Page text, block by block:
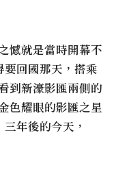
憾就是當時開幕不
回國那天，搭乘
到新濠影匯兩側的
色耀眼的影匯之星
年後的今天，